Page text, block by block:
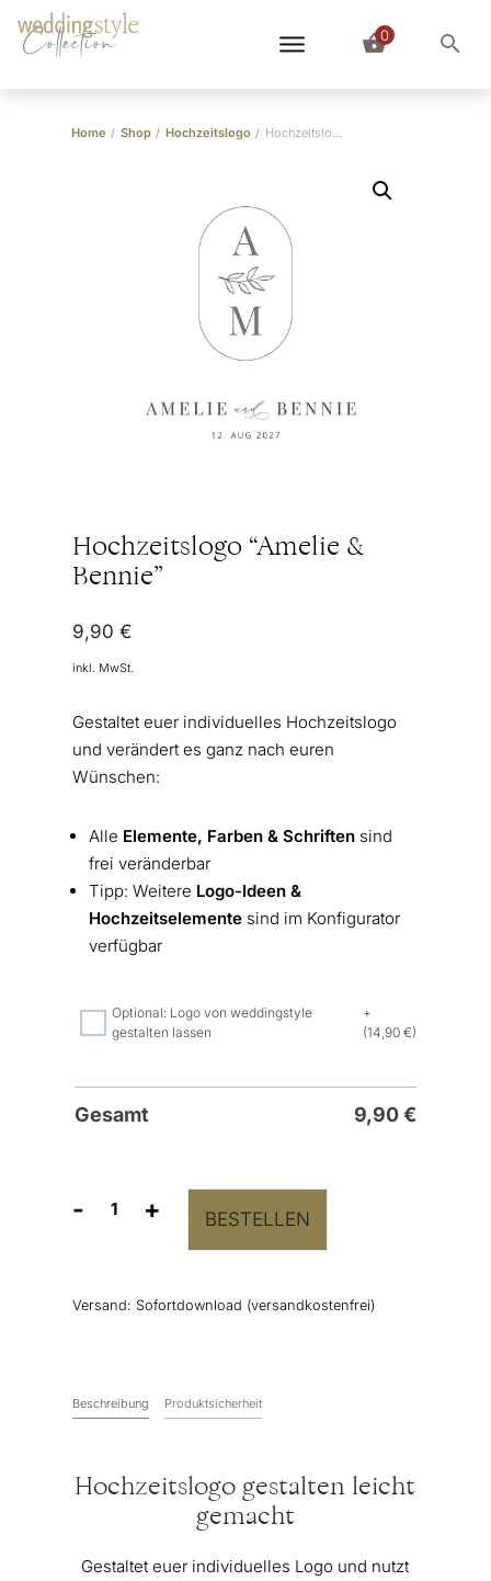
Collection 0
Home / Shop / Hochzeitslogo / Hochzeitslogo “Amelie & Bennie”
Hochzeitslogo “Amelie &
Bennie”
9,90 €
inkl. MwSt.
Gestaltet euer individuelles Hochzeitslogo
und verändert es ganz nach euren
Wünschen:
Alle Elemente, Farben & Schriftensind
frei veränderbar
Tipp: Weitere Logo-Ideen &
Hochzeitselementesind im Konfigurator
verfügbar
Optional: Logo von weddingstyle
gestalten lassen
+
(14,90 €)
Gesamt 9,90€
-
Hochzeitslogo
Menge
+ BESTELLEN
Versand: Sofortdownload (versandkostenfrei)
Beschreibung Produktsicherheit
Hochzeitslogo gestalten leicht
gemacht
Gestaltet euer individuelles Logo und nutzt